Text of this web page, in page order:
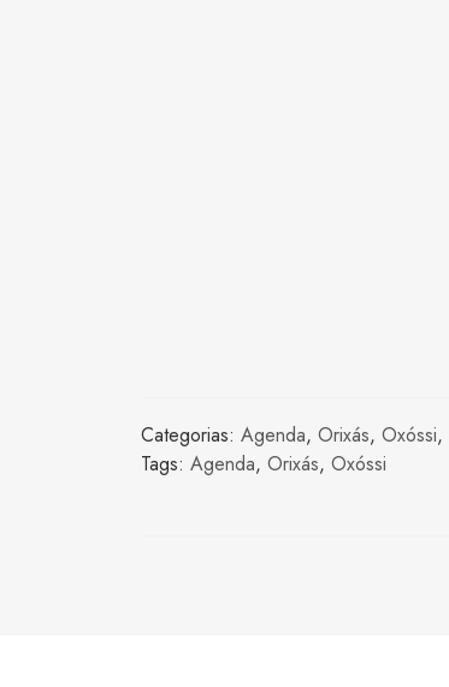
Categorias: Agenda, Orixás, Oxóssi,
Tags: Agenda, Orixás, Oxóssi